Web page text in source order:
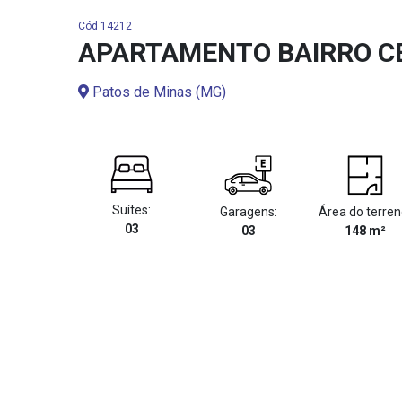
Cód 14212
APARTAMENTO BAIRRO
Patos de Minas (MG)
Suítes:
03
Garagens:
03
Área do
148 m²